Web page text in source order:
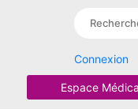
Connexion
Espace